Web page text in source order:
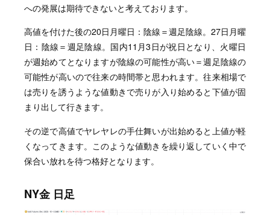
への発展は期待できないと考えております。
高値を付けた後の20日月曜日：陰線＝週足陰線。27日月曜
日：陰線＝週足陰線。国内11月3日が祝日となり、火曜日
が週始めてとなりますが陰線の可能性が高い＝週足陰線の
可能性が高いので往来の時間帯と思われます。往来相場で
は売りを誘うような値動きで売りが入り始めると下値が固
まり出して行きます。
その逆で高値でヤレヤレの手仕舞いが出始めると上値が軽
くなってきます。このような値動きを繰り返していく中で
保合い放れを待つ格好となります。
NY金 日足